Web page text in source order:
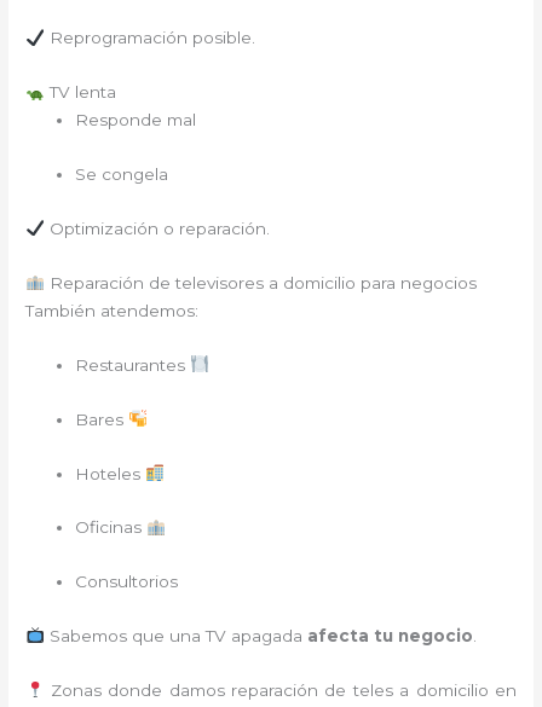
Reprogramación posible.
TV lenta
Responde mal
Se congela
Optimización o reparación.
Reparación de televisores a domicilio para negocios
También atendemos:
Restaurantes
Bares
Hoteles
Oficinas
Consultorios
Sabemos que una TV apagada afecta tu negocio
Zonas donde damos reparación de teles a domicilio en